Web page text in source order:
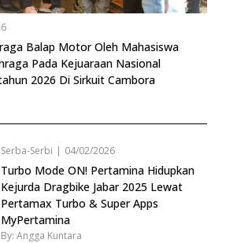
Balap Motor Oleh Mahasiswa
Pada Kejuaraan Nasional
2026 Di Sirkuit Cambora
Serba-Serbi | 04/02/2026
Turbo Mode ON! Pertamina Hidupkan
Kejurda Dragbike Jabar 2025 Lewat
Pertamax Turbo & Super Apps
MyPertamina
By: Angga Kuntara